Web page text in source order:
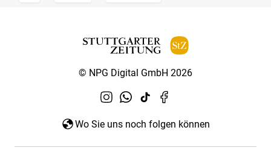
© NPG Digital GmbH 2026
Wo Sie uns noch folgen können